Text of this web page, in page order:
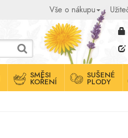
Vše o nákupu
SMĚSI
KOŘENÍ
SUŠENÉ
PLODY